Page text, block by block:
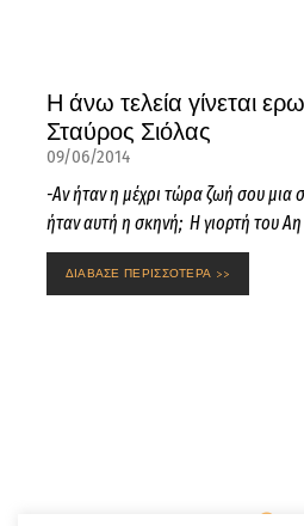
Η άνω τελεία γίνεται
Σταύρος Σιόλας
09/06/2014
-Αν ήταν η μέχρι τώρα ζωή σου μια
ήταν αυτή η σκηνή; Η γιορτή του
ΔΙΑΒΑΣΕ ΠΕΡΙΣΣΟΤΕΡΑ >>